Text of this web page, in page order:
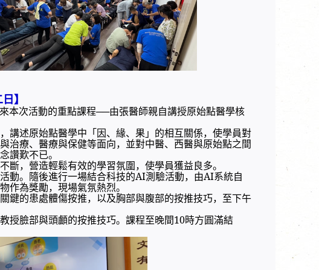
】
本次活動的重點課程──由張醫師親自講授原始點醫學核
講述原始點醫學中「因、緣、果」的相互關係，使學員對
治療、醫療與保健等面向，並對中醫、西醫與原始點之間
讚歎不已。
，營造輕鬆有效的學習氛圍，使學員獲益良多。
動。隨後進行一場結合科技的AI測驗活動，由AI系統自
作為獎勵，現場氣氛熱烈。
鍵的患處體傷按推，以及胸部與腹部的按推技巧，至下午
授臉部與頭顱的按推技巧。課程至晚間10時方圓滿結